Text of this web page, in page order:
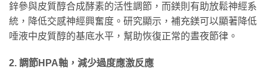
鋅參與皮質醇合成酵素的活性調節，而鎂則有助放鬆神經系
統，降低交感神經興奮度。研究顯示，補充鎂可以顯著降低
唾液中皮質醇的基底水平，幫助恢復正常的晝夜節律。
2. 調節HPA軸，減少過度應激反應